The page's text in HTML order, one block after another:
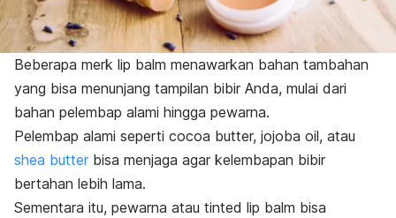
Beberapa merk lip balm menawarkan bahan tambahan
yang bisa menunjang tampilan bibir Anda, mulai dari
bahan pelembap alami hingga pewarna.
Pelembap alami seperti cocoa butter, jojoba oil, atau
shea butter bisa menjaga agar kelembapan bibir
bertahan lebih lama.
Sementara itu, pewarna atau tinted lip balm bisa